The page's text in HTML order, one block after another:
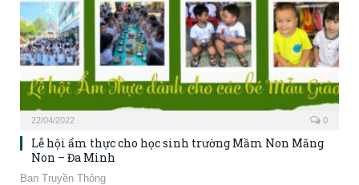
22/04/2022 0
Lễ hội ẩm thực cho học sinh trường Mầm Non Măng
Non – Đa Minh
Ban Truyền Thông